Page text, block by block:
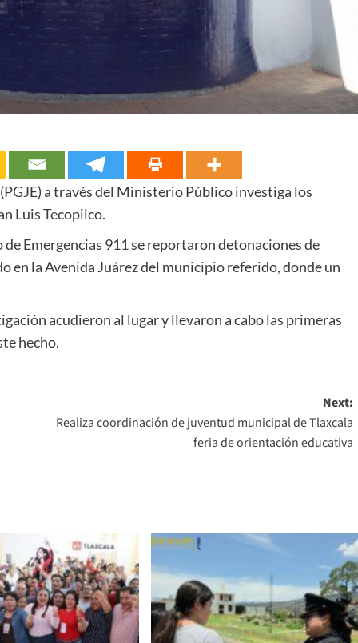
a través del Ministerio Público investiga los
Luis Tecopilco.
Emergencias 911 se reportaron detonaciones de
en la Avenida Juárez del municipio referido, donde un
acudieron al lugar y llevaron a cabo las primeras
hecho.
Next:
Realiza coordinación de juventud municipal de Tlaxcala
feria de orientación educativa